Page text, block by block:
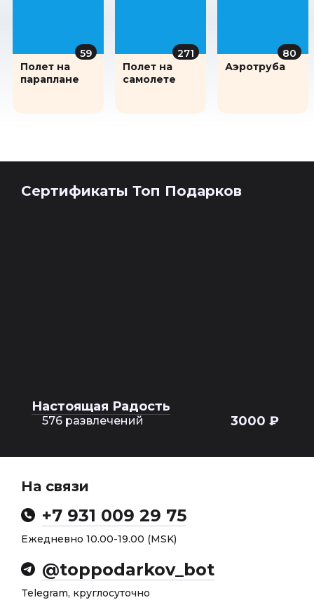
59
Полет на
параплане
271
Полет на
самолете
80
Аэротруба
Сертификаты Топ Подарков
Настоящая Радость
576 развлечений 3000 ₽
На связи
+7 931 009 29 75
Ежедневно 10.00-19.00 (MSK)
@toppodarkov_bot
Telegram, круглосуточно